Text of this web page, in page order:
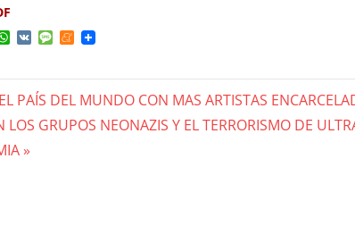
WhatsApp
VK MessageMeneame
PAÍS DEL MUNDO CON MAS ARTISTAS
LOS GRUPOS NEONAZIS Y EL TERRORISMO DE